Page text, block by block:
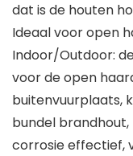
dat is de houten
Ideaal voor open
Indoor/Outdoor:
voor de open
buitenvuurplaats,
bundel
corrosie effectief,